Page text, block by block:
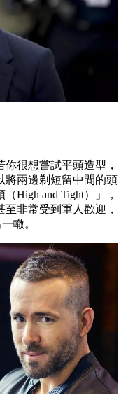
很想嘗試平頭造型，
將兩邊剃短留中間的頭
High and Tight）」，
非常受到軍人歡迎，
轍。